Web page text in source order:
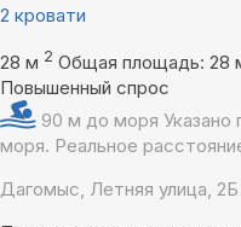
2 кровати
28 м 2 Общая площадь: 28
Повышенный спрос
90 м до моря Указано
моря. Реальное
Дагомыс, Летняя улица, 2Б